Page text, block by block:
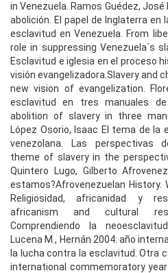
in Venezuela. Ramos Guédez,
abolición. El papel de Inglaterra en
esclavitud en Venezuela. From
role in suppressing Venezuela´s
Esclavitud e iglesia en el proceso
visión evangelizadora.Slavery and
new vision of evangelization.
esclavitud en tres manuales
abolition of slavery in three
López Osorio, Isaac El tema de
venezolana. Las perspectivas
theme of slavery in the
Quintero Lugo, Gilberto
estamos?Afrovenezuelan History.
Religiosidad, africanidad y
africanism and cultural
Comprendiendo la
Lucena M., Hernán 2004: año
la lucha contra la esclavitud. Otra
international commemoratory